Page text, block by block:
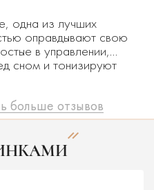
одна из лучших
оправдывают свою
в управлении,
сном и тонизируют
больше отзывов